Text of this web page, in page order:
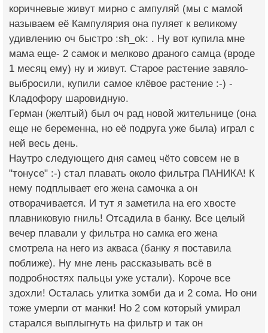
коричневые живут мирно с ампуляй (мы с мамой
называем её Кампулярия она пуляет к великому
удивлению оч быстро :sh_ok: . Ну вот купила мне
мама еще- 2 самок и мелково драного самца (вроде
1 месяц ему) ну и живут. Старое растение завяло-
выбросили, купили самое клёвое растение :-) -
Кладофору шаровидную.
Герман (желтый) был оч рад новой жительнице (она
еще не беременна, но её подруга уже была) играл с
ней весь день.
Наутро следующего дня самец чёто совсем не в
"тонусе" :-) стал плавать около фильтра ПАНИКА! К
нему подплывает его жена самочка а он
отворачивается. И тут я заметила на его хвосте
плавниковую гниль! Отсадила в банку. Все целый
вечер плавали у фильтра но самка его жена
смотрела на него из акваса (банку я поставила
поближе). Ну мне лень рассказывать всё в
подробностях пальцы уже устали). Короче все
здохли! Осталась улитка зомби да и 2 сома. Но они
тоже умерли от манки! Но 2 сом который умирал
старался выплыгнуть на фильтр и так он